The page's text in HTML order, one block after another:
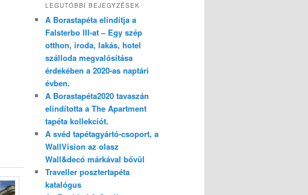
LEGUTÓBBI BEJEGYZÉSEK
A Borastapéta elindítja a
Falsterbo III-at – Egy szép
otthon, iroda, lakás, hotel
szálloda megvalósítása
érdekében a 2020-as naptári
évben.
A Borastapéta2020 tavaszán
elindította a The Apartment
tapéta kollekciót.
A svéd tapétagyártó-csoport, a
WallVision az olasz
Wall&decó márkával bővül
Traveller posztertapéta
katalógus